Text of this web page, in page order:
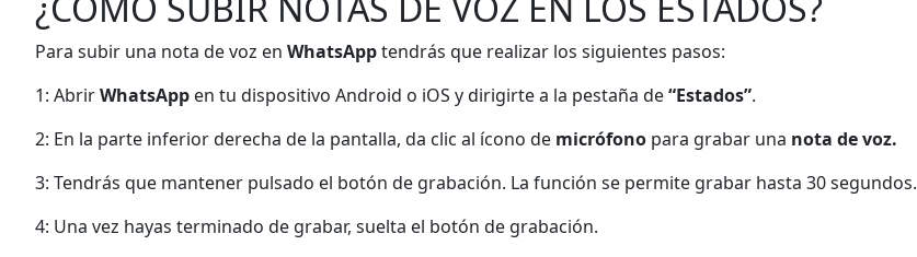
Para subir una nota de voz en WhatsApptendrás que realizar los siguientes pasos:
1: AbrirWhatsApp en tu dispositivo Android o iOS y dirigirte a la pestaña de“Estados”.
2: En la parte inferior derecha de la pantalla, da clic al ícono de micrófono para grabar una nota de voz.
3: Tendrás que mantener pulsado el botón de grabación. La función se permite grabar hasta 30 segundos.
4: Una vez hayas terminado de grabar, suelta el botón de grabación.